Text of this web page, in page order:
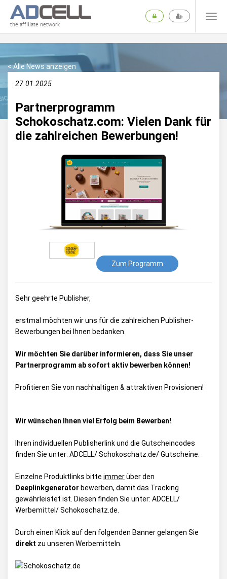
the affiliate network
< Alle News anzeigen
27.01.2025
Partnerprogramm
Schokoschatz.com: Vielen Dank für
die zahlreichen Bewerbungen!
Zum Programm
Sehr geehrte Publisher,
erstmal möchten wir uns für die zahlreichen Publisher-
Bewerbungen bei Ihnen bedanken.
Wir möchten Sie darüber informieren, dass Sie unser
Partnerprogramm ab sofort aktiv bewerben können!
Profitieren Sie von nachhaltigen & attraktiven Provisionen!
Wir wünschen Ihnen viel Erfolg beim Bewerben!
Ihren individuellen Publisherlink und die Gutscheincodes
finden Sie unter: ADCELL/ Schokoschatz.de/ Gutscheine
Einzelne Produktlinks bitte immerüber den
Deeplinkgenerator bewerben, damit das Tracking
gewährleistet ist. Diesen finden Sie unter: ADCELL/
Werbemittel/ Schokoschatz.de
Durch einen Klick auf den folgenden Banner gelangen Sie
direkt zu unseren Werbemitteln.